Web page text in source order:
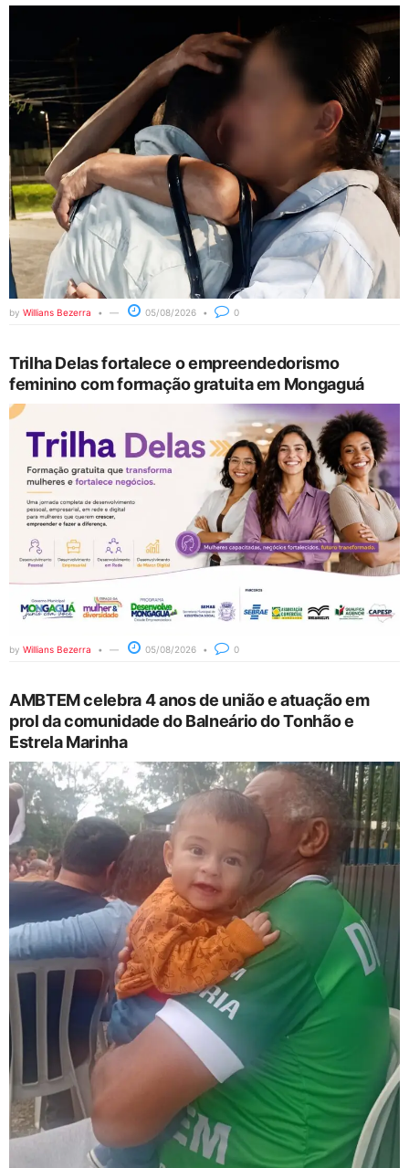
by Willians Bezerra 05/08/2026 0
Trilha Delas fortalece o empreendedorismo
feminino com formação gratuita em Mongaguá
by Willians Bezerra 05/08/2026 0
AMBTEM celebra 4 anos de união e atuação em
prol da comunidade do Balneário do Tonhão e
Estrela Marinha